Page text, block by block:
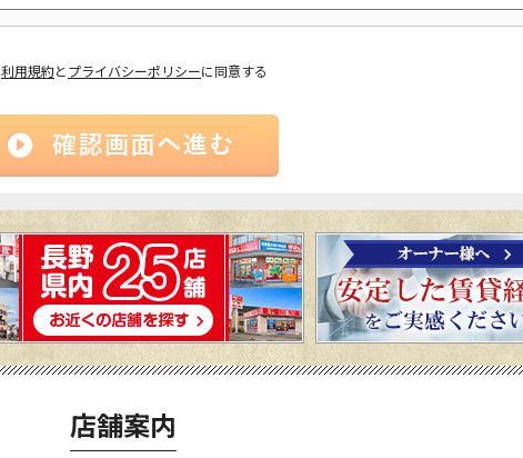
利用規約とプライバシーポリシーに同意する
店舗案内